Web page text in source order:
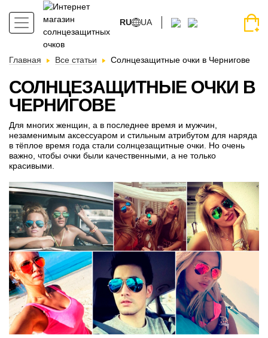
RU UA
Главная Все статьи Солнцезащитные очки в Чернигове
СОЛНЦЕЗАЩИТНЫЕ ОЧКИ В
ЧЕРНИГОВЕ
Для многих женщин, а в последнее время и мужчин,
незаменимым аксессуаром и стильным атрибутом для наряда
в тёплое время года стали солнцезащитные очки. Но очень
важно, чтобы очки были качественными, а не только
красивыми.